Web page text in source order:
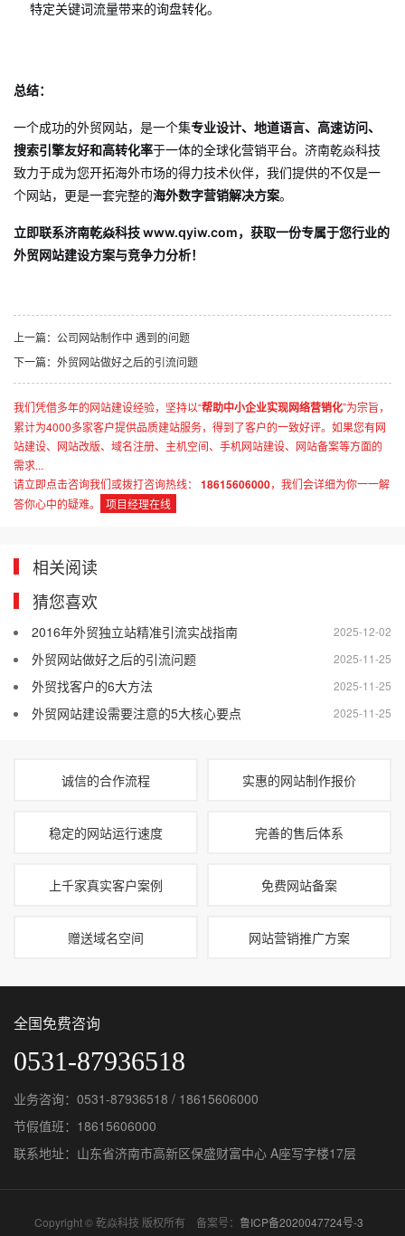
特定关键词流量带来的询盘转化。
总结：
一个成功的外贸网站，是一个集专业设计、地道语言、高速访问、
搜索引擎友好和高转化率于一体的全球化营销平台。济南乾焱科技
致力于成为您开拓海外市场的得力技术伙伴，我们提供的不仅是一
个网站，更是一套完整的海外数字营销解决方案。
立即联系济南乾焱科技 www.qyiw.com，获取一份专属于您行业的
外贸网站建设方案与竞争力分析！
上一篇： 公司网站制作中 遇到的问题
下一篇： 外贸网站做好之后的引流问题
我们凭借多年的网站建设经验，坚持以“帮助中小企业实现网络营销化”为宗旨，
累计为4000多家客户提供品质建站服务，得到了客户的一致好评。如果您有网
站建设、网站改版、域名注册、主机空间、手机网站建设、网站备案等方面的
需求...
请立即点击咨询我们或拨打咨询热线：
18615606000，我们会详细为你一一解
答你心中的疑难。
项目经理在线
相关阅读
猜您喜欢
2025-12-02
2016年外贸独立站精准引流实战指南
2025-11-25
外贸网站做好之后的引流问题
2025-11-25
外贸找客户的6大方法
2025-11-25
外贸网站建设需要注意的5大核心要点
诚信的合作流程 实惠的网站制作报价
稳定的网站运行速度 完善的售后体系
上千家真实客户案例 免费网站备案
赠送域名空间 网站营销推广方案
全国免费咨询
0531-87936518
业务咨询：0531-87936518 / 18615606000
节假值班：18615606000
联系地址：山东省济南市高新区保盛财富中心 A座写字楼17层
Copyright © 乾焱科技 版权所有 备案号： 鲁ICP备2020047724号-3